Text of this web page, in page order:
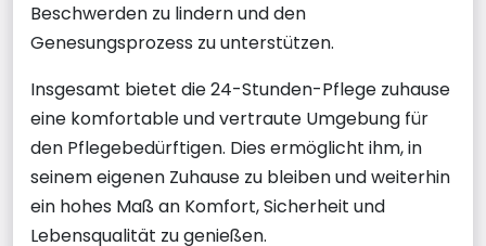
Beschwerden zu lindern und den
Genesungsprozess zu unterstützen.
Insgesamt bietet die 24-Stunden-Pflege zuhause
eine komfortable und vertraute Umgebung für
den Pflegebedürftigen. Dies ermöglicht ihm, in
seinem eigenen Zuhause zu bleiben und weiterhin
ein hohes Maß an Komfort, Sicherheit und
Lebensqualität zu genießen.